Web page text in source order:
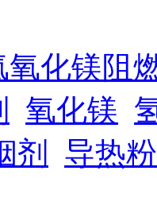
氧化镁阻
氧化镁
剂 导热粉